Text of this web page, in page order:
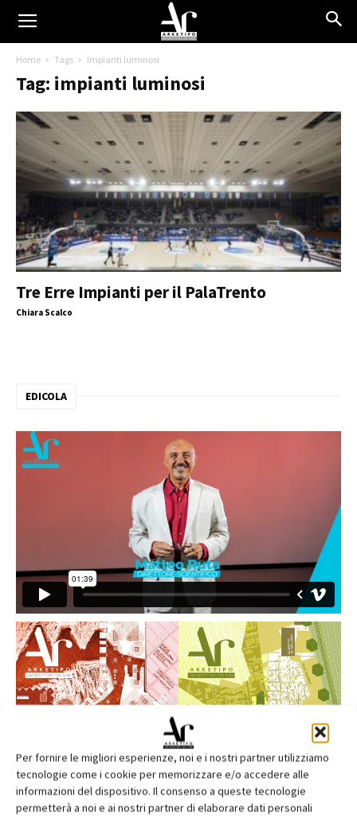
Per fornire le migliori esperienze, noi e i nostri partner utilizziamo
tecnologie come i cookie per memorizzare e/o accedere alle
informazioni del dispositivo. Il consenso a queste tecnologie
permetterà a noi e ai nostri partner di elaborare dati personali
Home Tags Impianti luminosi
Tag: impianti luminosi
Tre Erre Impianti per il PalaTrento
Chiara Scalco
EDICOLA